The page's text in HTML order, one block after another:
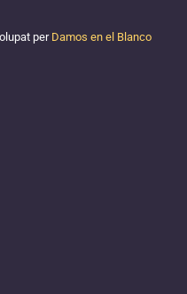
per Damos en el Blanco